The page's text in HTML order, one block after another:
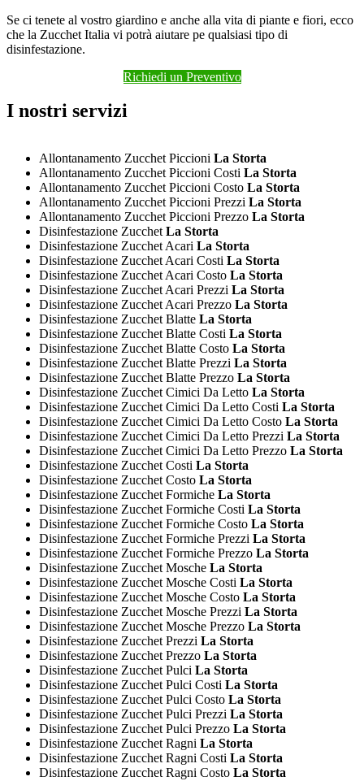
Se ci tenete al vostro giardino e anche alla vita di piante e fiori, ecco
che la Zucchet Italia vi potrà aiutare pe qualsiasi tipo di
disinfestazione.
Richiedi un Preventivo
I nostri servizi
Allontanamento Zucchet Piccioni La Storta
Allontanamento Zucchet Piccioni Costi La Storta
Allontanamento Zucchet Piccioni Costo La Storta
Allontanamento Zucchet Piccioni Prezzi La Storta
Allontanamento Zucchet Piccioni Prezzo La Storta
Disinfestazione Zucchet La Storta
Disinfestazione Zucchet Acari La Storta
Disinfestazione Zucchet Acari Costi La Storta
Disinfestazione Zucchet Acari Costo La Storta
Disinfestazione Zucchet Acari Prezzi La Storta
Disinfestazione Zucchet Acari Prezzo La Storta
Disinfestazione Zucchet Blatte La Storta
Disinfestazione Zucchet Blatte Costi La Storta
Disinfestazione Zucchet Blatte Costo La Storta
Disinfestazione Zucchet Blatte Prezzi La Storta
Disinfestazione Zucchet Blatte Prezzo La Storta
Disinfestazione Zucchet Cimici Da Letto La Storta
Disinfestazione Zucchet Cimici Da Letto Costi La Storta
Disinfestazione Zucchet Cimici Da Letto Costo La Storta
Disinfestazione Zucchet Cimici Da Letto Prezzi La Storta
Disinfestazione Zucchet Cimici Da Letto Prezzo La Storta
Disinfestazione Zucchet Costi La Storta
Disinfestazione Zucchet Costo La Storta
Disinfestazione Zucchet Formiche La Storta
Disinfestazione Zucchet Formiche Costi La Storta
Disinfestazione Zucchet Formiche Costo La Storta
Disinfestazione Zucchet Formiche Prezzi La Storta
Disinfestazione Zucchet Formiche Prezzo La Storta
Disinfestazione Zucchet Mosche La Storta
Disinfestazione Zucchet Mosche Costi La Storta
Disinfestazione Zucchet Mosche Costo La Storta
Disinfestazione Zucchet Mosche Prezzi La Storta
Disinfestazione Zucchet Mosche Prezzo La Storta
Disinfestazione Zucchet Prezzi La Storta
Disinfestazione Zucchet Prezzo La Storta
Disinfestazione Zucchet Pulci La Storta
Disinfestazione Zucchet Pulci Costi La Storta
Disinfestazione Zucchet Pulci Costo La Storta
Disinfestazione Zucchet Pulci Prezzi La Storta
Disinfestazione Zucchet Pulci Prezzo La Storta
Disinfestazione Zucchet Ragni La Storta
Disinfestazione Zucchet Ragni Costi La Storta
Disinfestazione Zucchet Ragni Costo La Storta